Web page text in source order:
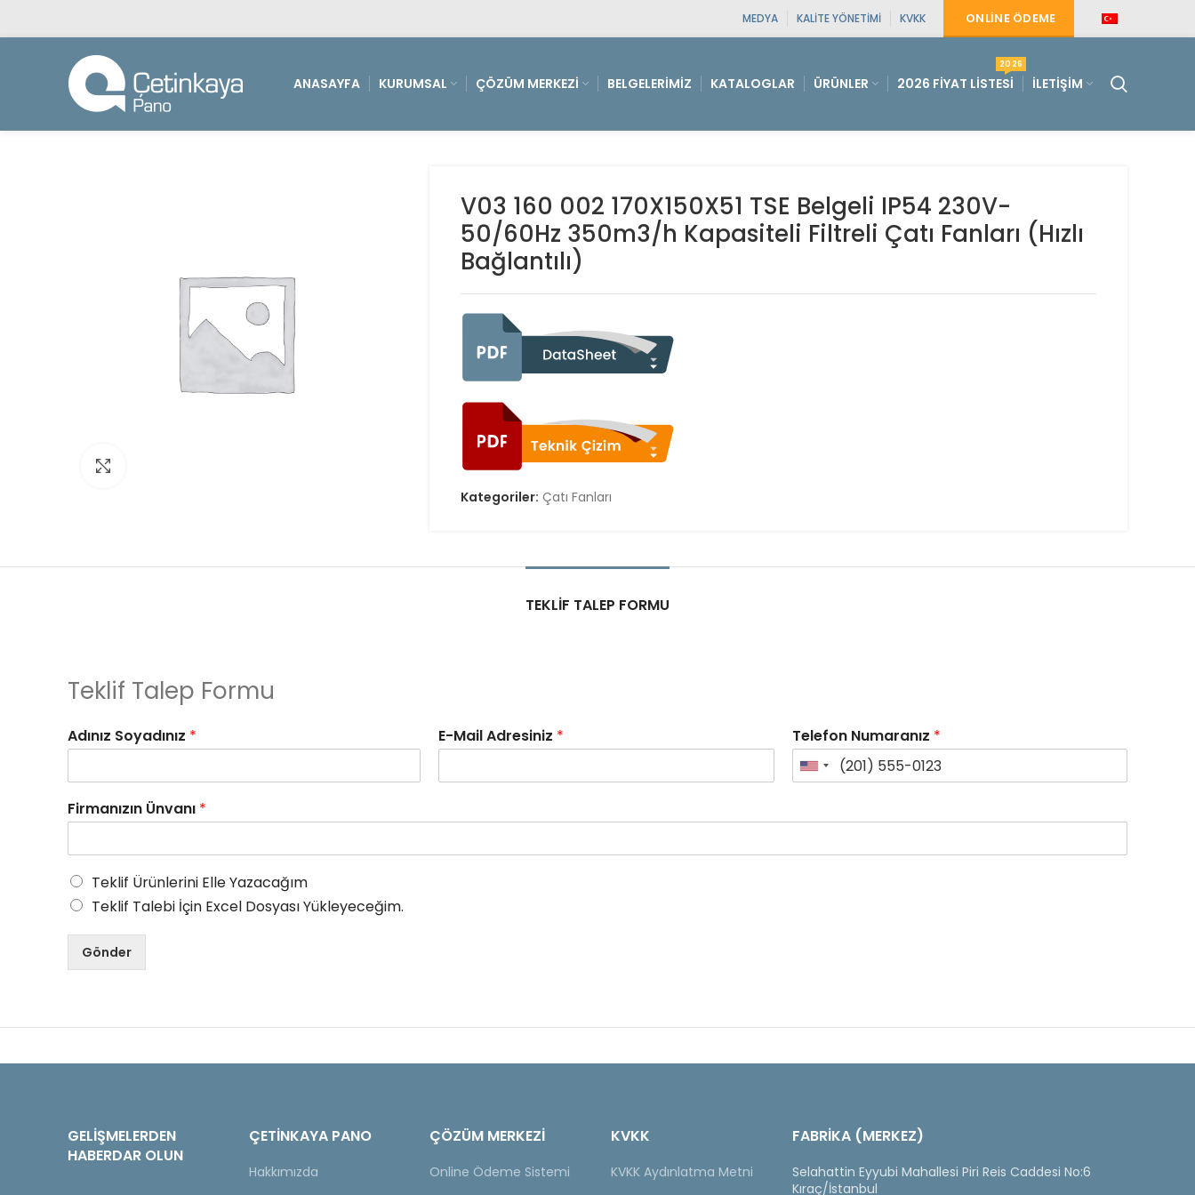
MEDYA KALITE YÖNETIMI KVKK ONLINE ÖDEME
ANASAYFA KURUMSAL ÇÖZÜM MERKEZI BELGELERIMIZ KATALOGLAR ÜRÜNLER 2026 FIYAT LISTESI
2026
İLETIŞIM
V03 160 002 170X150X51 TSE Belgeli IP54 230V-
50/60Hz 350m3/h Kapasiteli Filtreli Çatı Fanları (Hızlı
Bağlantılı)
Kategoriler: Çatı Fanları
TEKLIF TALEP FORMU
Teklif Talep Formu
Adınız Soyadınız * E-Mail Adresiniz * Telefon Numaranız *
Firmanızın Ünvanı *
Teklif Ürünlerini Elle Yazacağım
Teklif Talebi İçin Excel Dosyası Yükleyeceğim.
Gönder
GELIŞMELERDEN
HABERDAR OLUN
ÇETINKAYA PANO
Hakkımızda
ÇÖZÜM MERKEZİ
Online Ödeme Sistemi
KVKK
KVKK Aydınlatma Metni
FABRİKA (MERKEZ)
Selahattin Eyyubi Mahallesi Piri Reis Caddesi No:6
Kıraç/İstanbul